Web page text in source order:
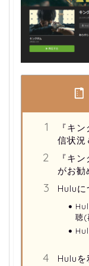
『キ
信状況
『キ
がお勧
Huluに
聴(
Hulu